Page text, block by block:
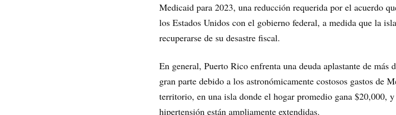
Medicaid para 2023, una reducción requerida por el acuerdo
los Estados Unidos con el gobierno federal, a medida que la
recuperarse de su desastre fiscal.
En general, Puerto Rico enfrenta una deuda aplastante de más
gran parte debido a los astronómicamente costosos gastos de
territorio, en una isla donde el hogar promedio gana $20,000,
hipertensión están ampliamente extendidas.